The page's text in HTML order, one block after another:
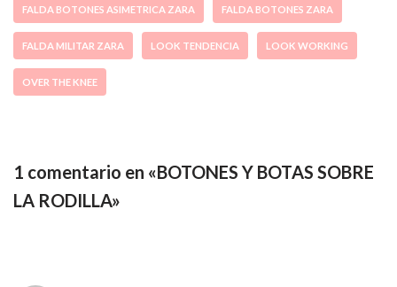
FALDA BOTONES ASIMETRICA ZARA FALDA BOTONES ZARA
FALDA MILITAR ZARA LOOK TENDENCIA LOOK WORKING
OVER THE KNEE
1 comentario en «BOTONES Y BOTAS SOBRE
LA RODILLA»